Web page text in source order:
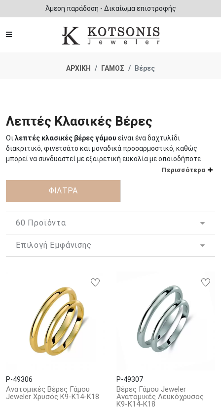
Άμεση παράδοση - Δικαίωμα επιστροφής
ΑΡΧΙΚΗ ΓΑΜΟΣ Βέρες
Λεπτές Κλασικές Βέρες
Οι λεπτές κλασικές βέρες γάμου είναι ένα δαχτυλίδι
διακριτικό, φινετσάτο και μοναδικά προσαρμοστικό, καθώς
μπορεί να συνδυαστεί με εξαιρετική ευκολία με οποιοδήποτε
Οι πρώτοι που άρχισαν να φορούν
Αιγύπτιοι, πριν από 4.800 χρόνια, οι οποίοι και ξεκίνησαν την
παράδοση της ανταλλαγής αυτού του είδους των δαχτυλιδιών. Η
βέρα για αυτούς, ήταν ένα σύμβολο αέναης αγάπης, καθώς το
αγάπη που πρέπει να υπάρχει ανάμεσα στο μελλοντικό ζευγάρι
που επιθυμεί να συνδεθεί με τα ιερά δεσμά του γάμου.
συγκεκριμένο σχεδιασμό ή στολισμό, αρκεί να ανταποκρίνεται
στις αισθητικές απαιτήσεις των κατόχων της. Οιλεπτές
κλασικές βέρες γάμου, χωρίς να στερούνται τη λάμψη και τον
πολύτιμο χαρακτήρα που παραδοσιακά χαρακτηρίζει τα
δαχτυλίδια αυτά, αποτελούν μια υπέροχη επιλογή για όσους
αναζητούν ένα κόσμημα διακριτικό και λειτουργικό, το οποίο
απολαμβάνουν στην καθημερινότητα τους.
Περισσότερα
ΦΙΛΤΡΑ
P-49306
Ανατομικές Βέρες Γάμου
Jeweler Χρυσός Κ9-Κ14-Κ18
P-49307
Βέρες Γάμου Jeweler
Ανατομικές Λευκόχρυσος
Κ9-Κ14-Κ18